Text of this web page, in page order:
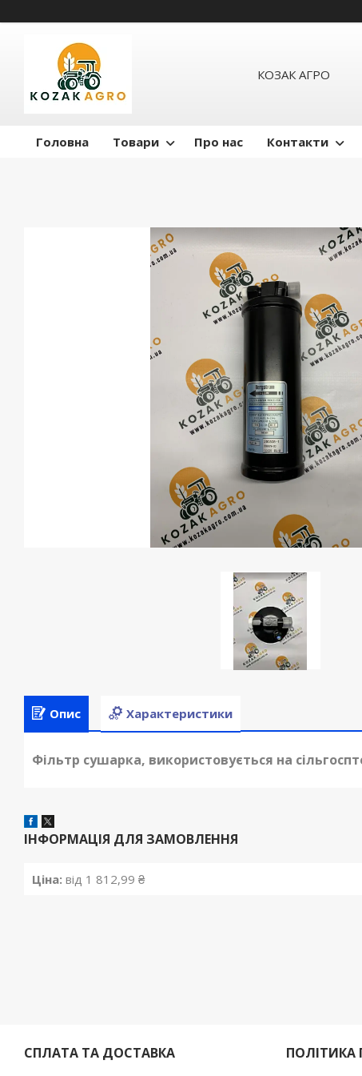
КОЗАК АГРО
Головна Товари Про нас Контакти
Опис Характеристики
Фільтр сушарка, використовується на
ІНФОРМАЦІЯ ДЛЯ ЗАМОВЛЕННЯ
Ціна: від 1 812,99 ₴
СПЛАТА ТА ДОСТАВКА ПОЛІТИКА